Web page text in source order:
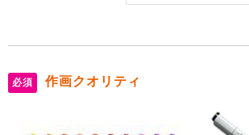
必須 作画クオリティ